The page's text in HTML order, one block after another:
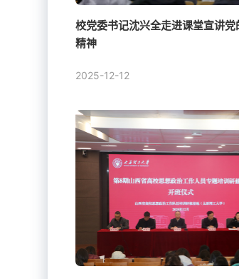
校党委书记沈兴全走进课堂宣讲
精神
2025-12-12